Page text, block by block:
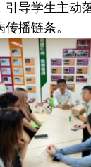
引导学生主动
播链条。